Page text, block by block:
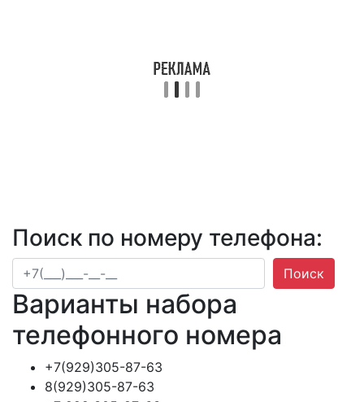
Поиск по номеру телефона:
Поиск
Варианты набора
телефонного номера
+7(929)305-87-63
8(929)305-87-63